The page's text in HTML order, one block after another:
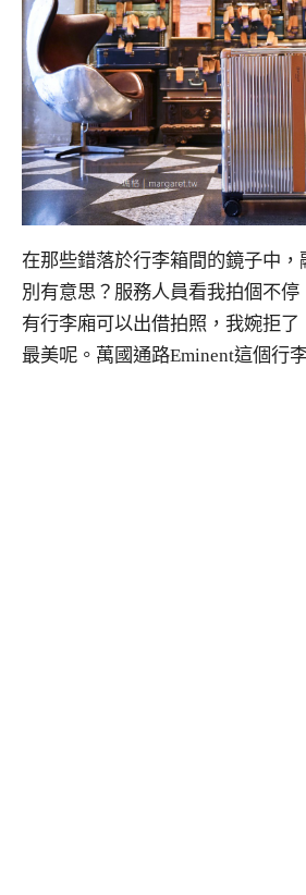
在那些錯落於行李箱間的鏡子中
別有意思？服務人員看我拍個不停
有行李廂可以出借拍照，我婉拒
最美呢。萬國通路Eminent這個行